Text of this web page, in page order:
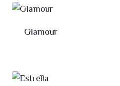
Glamour